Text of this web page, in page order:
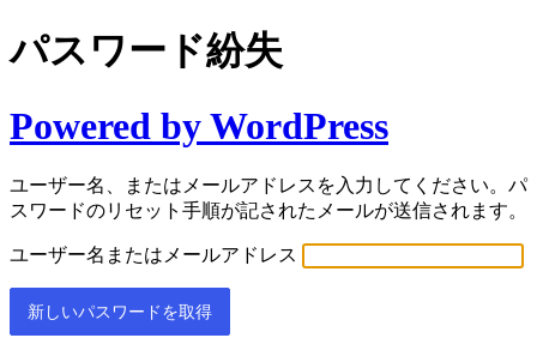
パスワード紛失
Powered by WordPress
ユーザー名、またはメールアドレスを入力してください。パ
スワードのリセット手順が記されたメールが送信されます。
ユーザー名またはメールアドレス